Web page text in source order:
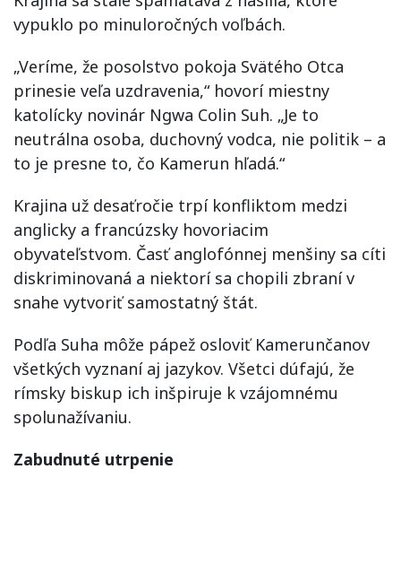
vypuklo po minuloročných voľbách.
„Veríme, že posolstvo pokoja Svätého Otca
prinesie veľa uzdravenia,“ hovorí miestny
katolícky novinár Ngwa Colin Suh. „Je to
neutrálna osoba, duchovný vodca, nie politik – a
to je presne to, čo Kamerun hľadá.“
Krajina už desaťročie trpí konfliktom medzi
anglicky a francúzsky hovoriacim
obyvateľstvom. Časť anglofónnej menšiny sa cíti
diskriminovaná a niektorí sa chopili zbraní v
snahe vytvoriť samostatný štát.
Podľa Suha môže pápež osloviť Kamerunčanov
všetkých vyznaní aj jazykov. Všetci dúfajú, že
rímsky biskup ich inšpiruje k vzájomnému
spolunažívaniu.
Zabudnuté utrpenie